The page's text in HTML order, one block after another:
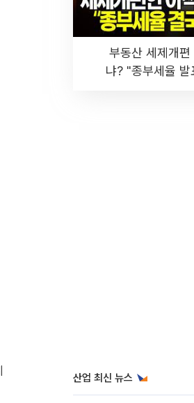
부동산 세제개
냐? "종부세율 발
산업 최신 뉴스